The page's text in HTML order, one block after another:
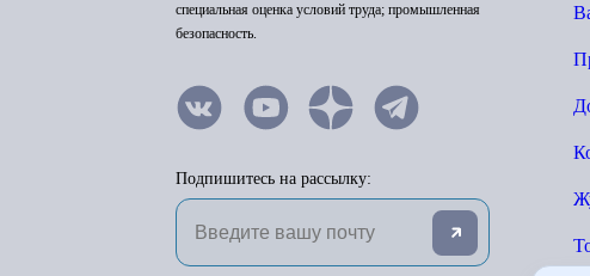
специальная оценка условий труда; промышленная
безопасность.
Подпишитесь на рассылку: